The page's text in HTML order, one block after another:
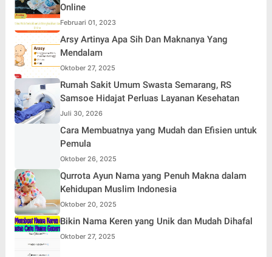
Online
Februari 01, 2023
Arsy Artinya Apa Sih Dan Maknanya Yang
Mendalam
Oktober 27, 2025
Rumah Sakit Umum Swasta Semarang, RS
Samsoe Hidajat Perluas Layanan Kesehatan
Juli 30, 2026
Cara Membuatnya yang Mudah dan Efisien untuk
Pemula
Oktober 26, 2025
Qurrota Ayun Nama yang Penuh Makna dalam
Kehidupan Muslim Indonesia
Oktober 20, 2025
Bikin Nama Keren yang Unik dan Mudah Dihafal
Oktober 27, 2025